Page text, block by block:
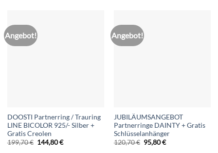
Angebot!
DOOSTI Partnerring / Trauring
LINE BICOLOR 925/- Silber +
Gratis Creolen
199,70€ Ursprünglicher
Preis
144,80€Aktueller
Angebot!
JUBILÄUMSANGEBOT
Partnerringe DAINTY + Gratis
Schlüsselanhänger
120,70€ Ursprünglicher
Preis
95,80€Aktueller